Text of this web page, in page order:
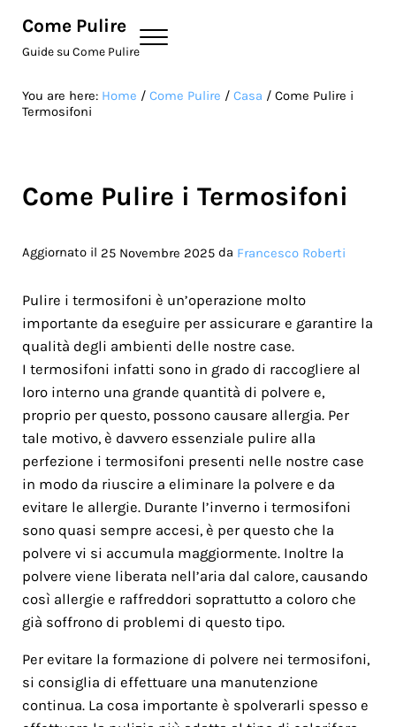
Come Pulire
Guide su Come Pulire
Menu
You are here: Home / Come Pulire / Casa /Come Pulire i
Termosifoni
Come Pulire i Termosifoni
Aggiornato il 25 Novembre 2025da Francesco Roberti
Pulire i termosifoni è un’operazione molto
importante da eseguire per assicurare e garantire la
qualità degli ambienti delle nostre case.
I termosifoni infatti sono in grado di raccogliere al
loro interno una grande quantità di polvere e,
proprio per questo, possono causare allergia. Per
tale motivo, è davvero essenziale pulire alla
perfezione i termosifoni presenti nelle nostre case
in modo da riuscire a eliminare la polvere e da
evitare le allergie. Durante l’inverno i termosifoni
sono quasi sempre accesi, è per questo che la
polvere vi si accumula maggiormente. Inoltre la
polvere viene liberata nell’aria dal calore, causando
così allergie e raffreddori soprattutto a coloro che
già soffrono di problemi di questo tipo.
Per evitare la formazione di polvere nei termosifoni,
si consiglia di effettuare una manutenzione
continua. La cosa importante è spolverarli spesso e